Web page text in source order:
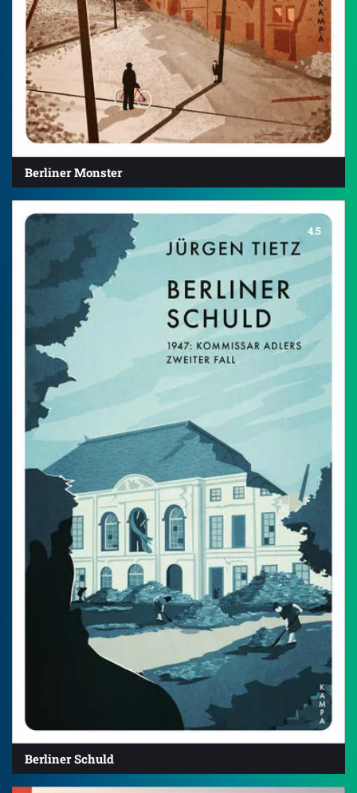
Berliner Monster
4.5
Berliner Schuld